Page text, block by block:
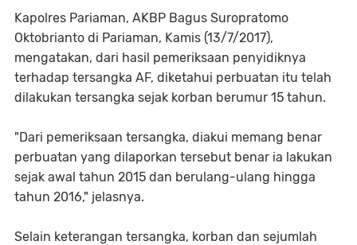
Kapolres Pariaman, AKBP Bagus Suropratomo
Oktobrianto di Pariaman, Kamis (13/7/2017),
mengatakan, dari hasil pemeriksaan penyidiknya
terhadap tersangka AF, diketahui perbuatan itu telah
dilakukan tersangka sejak korban berumur 15 tahun.
"Dari pemeriksaan tersangka, diakui memang benar
perbuatan yang dilaporkan tersebut benar ia lakukan
sejak awal tahun 2015 dan berulang-ulang hingga
tahun 2016," jelasnya.
Selain keterangan tersangka, korban dan sejumlah